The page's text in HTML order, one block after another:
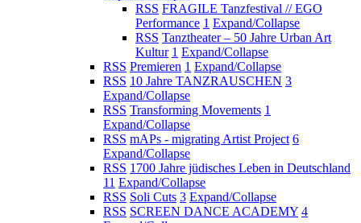
RSS FRAGILE Tanzfestival // EGO
Performance 1 Expand/Collapse
RSS Tanztheater – 50 Jahre Urban Art
Kultur 1 Expand/Collapse
RSS Premieren 1 Expand/Collapse
RSS 10 Jahre TANZRAUSCHEN 3
Expand/Collapse
RSS Transforming Movements 1
Expand/Collapse
RSS mAPs - migrating Artist Project 6
Expand/Collapse
RSS 1700 Jahre jüdisches Leben in Deutschland
11 Expand/Collapse
RSS Soli Cuts 3 Expand/Collapse
RSS SCREEN DANCE ACADEMY 4